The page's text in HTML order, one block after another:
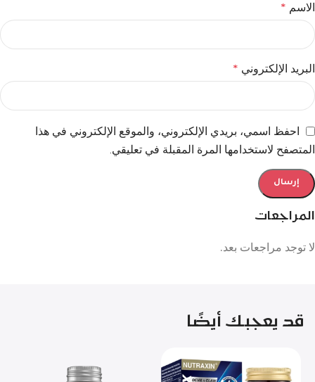
المراجعات
لا توجد مراجعات بعد.
الاسم *
البريد الإلكتروني *
احفظ اسمي، بريدي الإلكتروني، والموقع الإلكتروني في هذا
المتصفح لاستخدامها المرة المقبلة في تعليقي.
قد يعجبك أيضًا